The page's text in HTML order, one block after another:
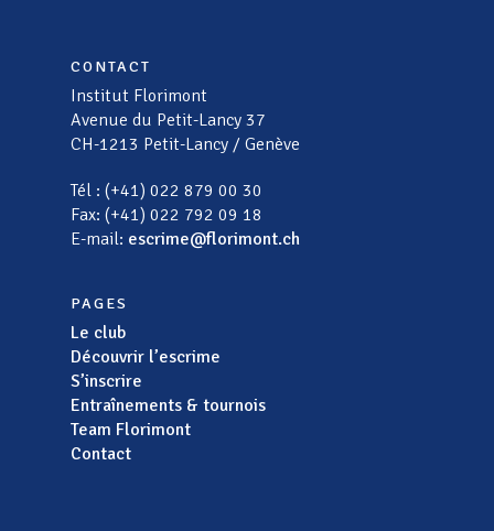
CONTACT
Institut Florimont
Avenue du Petit-Lancy 37
CH-1213 Petit-Lancy / Genève
Tél : (+41) 022 879 00 30
Fax: (+41) 022 792 09 18
E-mail: escrime@florimont.ch
PAGES
Le club
Découvrir l’escrime
S’inscrire
Entraînements & tournois
Team Florimont
Contact